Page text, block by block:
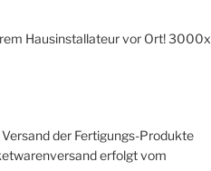
Hausinstallateur vor Ort! 3000x
der Fertigungs-Produkte
erfolgt vom